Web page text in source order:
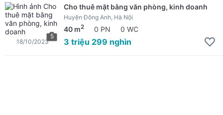
5
Cho thuê mặt bằng văn phòng, kinh doanh
Huyện Đông Anh, Hà Nội
40 m2 0 PN 0 WC
3 triệu 299 nghìn
18/10/2023